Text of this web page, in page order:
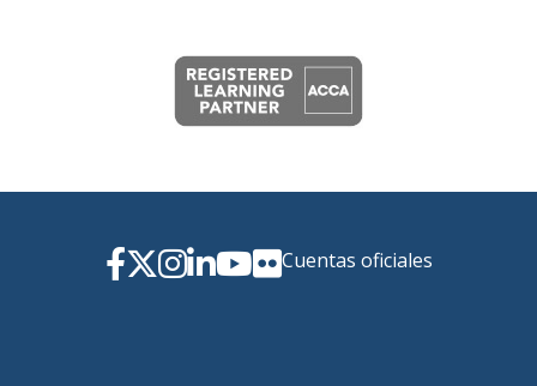
Cuentas oficiales